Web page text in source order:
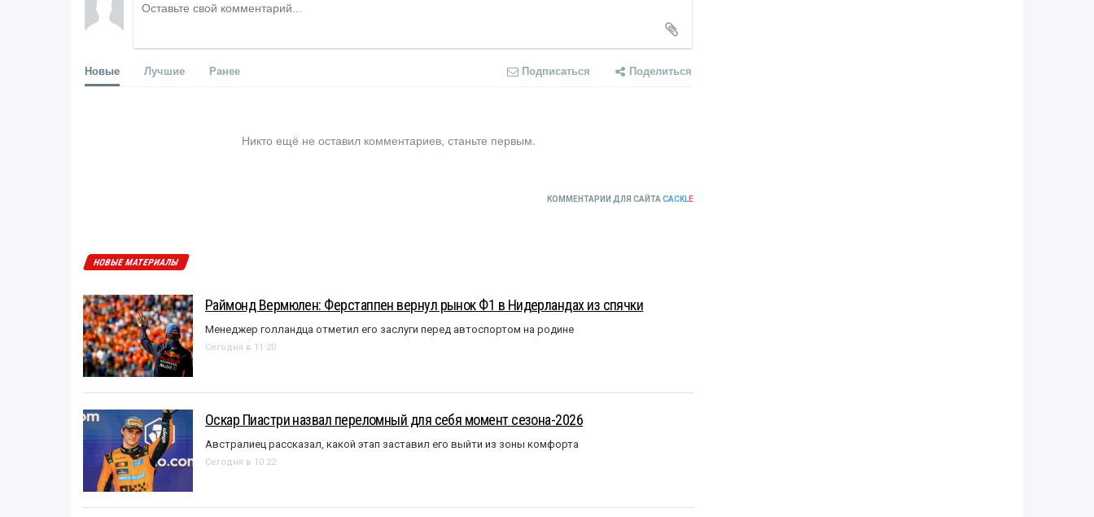
Новые Лучшие Ранее Подписаться Поделиться
Никто ещё не оставил комментариев, станьте первым.
КОММЕНТАРИИ ДЛЯ САЙТА CACKLE
НОВЫЕ МАТЕРИАЛЫ
Раймонд Вермюлен: Ферстаппен вернул рынок Ф1 в Нидерландах из спячки
Менеджер голландца отметил его заслуги перед автоспортом на родине
Сегодня в 11:20
Оскар Пиастри назвал переломный для себя момент сезона-2026
Австралиец рассказал, какой этап заставил его выйти из зоны комфорта
Сегодня в 10:22